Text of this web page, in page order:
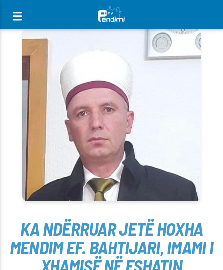
[There are no radio stations in the database]
KA NDËRRUAR JETË HOXHA
MENDIM EF. BAHTIJARI, IMAMI I
XHAMISË NË FSHATIN